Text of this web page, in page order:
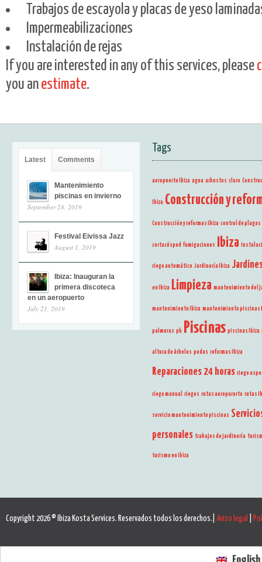
Trabajos de escayola y placas de yeso
Impermeabilizaciones
Instalación de rejas
If you are interested in any of this services, please
you an estimate.
Latest Comments
Mantenimiento
piscinas en invierno
September 28, 2019
Festival Eivissa Jazz
August 1, 2019
Ibiza: Inauguran la
primera discoteca
en un aeropuerto
July 21, 2019
Tags
aeropuerto Ibiza agua arbustos cloro
Ibiza Construcción y
Construcción y reformas Ibiza control de plagas
cortacésped fumigaciones Ibiza
riego automático Jardinería Ibiza
en Ibiza Limpieza mantenimiento del
mantenimiento Ibiza mantenimiento piscinas
palmeras ph Piscinas piscinas Ibiza
altura de árboles podas reformas Ibiza
Reparaciones 24 horas riego
riego manual riegos rutas aeropurerto rutas
servicio mantenimiento piscinas
personales trabajos de jardinería
turismo en Ibiza
Copyright 2026 © Ibiza Kosta Services. Reservados todos los derechos.| Aviso legal